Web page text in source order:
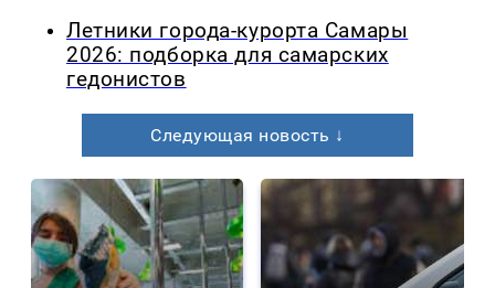
Летники города-курорта Самары
2026: подборка для самарских
гедонистов
Следующая новость ↓